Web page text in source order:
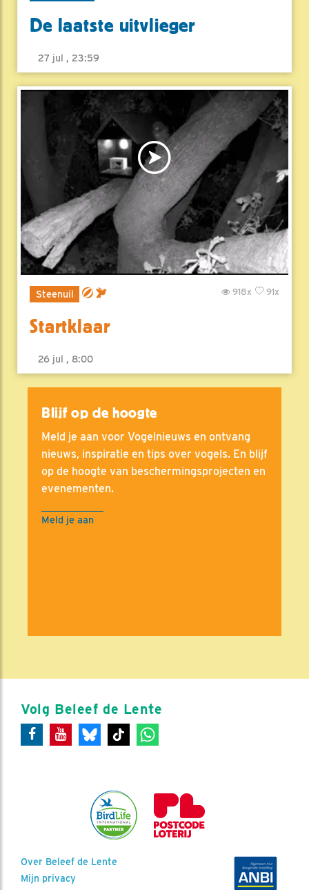
De laatste uitvlieger
27 jul , 23:59
Steenuil 91x
918x
Startklaar
26 jul , 8:00
Blijf op de hoogte
Meld je aan voor Vogelnieuws en ontvang
nieuws, inspiratie en tips over vogels. En blijf
op de hoogte van beschermingsprojecten en
evenementen.
Meld je aan
Volg Beleef de Lente
Over Beleef de Lente
Mijn privacy